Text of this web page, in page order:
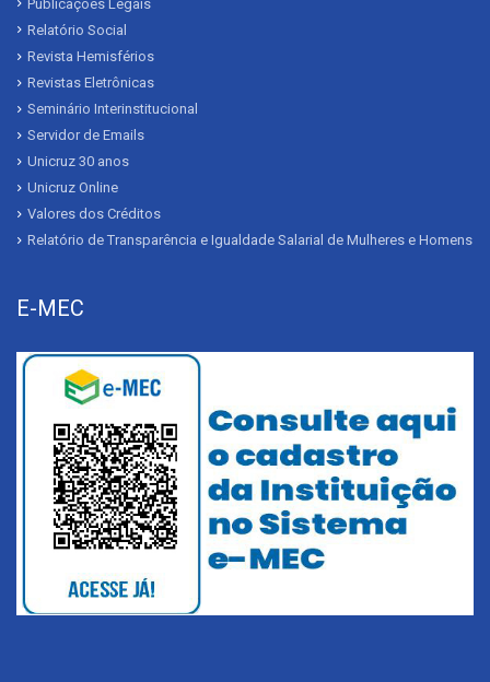
Publicações Legais
Relatório Social
Revista Hemisférios
Revistas Eletrônicas
Seminário Interinstitucional
Servidor de Emails
Unicruz 30 anos
Unicruz Online
Valores dos Créditos
Relatório de Transparência e Igualdade Salarial de Mulheres e Homens
E-MEC